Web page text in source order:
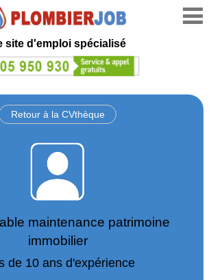
site d'emploi spécialisé
Retour à la CVthèque
maintenance patrimoine
immobilier
de 10 ans d'expérience